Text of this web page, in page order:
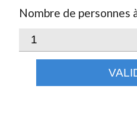
Nombre de personnes